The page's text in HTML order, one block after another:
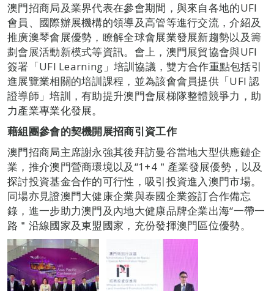
澳門招商局及業界代表在參會期間，與來自各地的UFI
會員、國際辦展機構的領導及高管等進行交流，介紹及
推廣澳琴會展優勢，瞭解全球會展業發展新趨勢以及籌
劃會展活動新模式等資訊。會上，澳門展貿協會與UFI
簽署「UFI Learning」培訓協議，雙方合作重點包括引
進展覽業相關的培訓課程，並為該會會員提供「UFI 認
證導師」培訓，有助提升澳門會展梯隊整體競爭力，助
力產業專業化發展。
藉組團參會的契機開展招商引資工作
澳門招商局主席謝永強其後拜訪曼谷當地大型供應鏈企
業，推介澳門營商環境以及“1+4＂產業發展優勢，以及
探討投資基金合作的可行性，吸引投資進入澳門市場。
同場亦見證澳門大健康企業與泰國企業簽訂合作備忘
錄，進一步助力澳門及內地大健康品牌企業出海“一帶一
路＂沿線國家及東盟國家，充份發揮澳門區位優勢。